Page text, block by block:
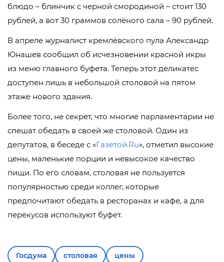
блюдо – блинчик с черной смородиной – стоит 130
рублей, а вот 30 граммов солёного сала – 90 рублей.
В апреле журналист кремлёвского пула Александр
Юнашев сообщил об исчезновении красной икры
из меню главного буфета. Теперь этот деликатес
доступен лишь в небольшой столовой на пятом
этаже нового здания.
Более того, не секрет, что многие парламентарии не
спешат обедать в своей же столовой. Один из
депутатов, в беседе с «Газетой.Ru», отметил высокие
цены, маленькие порции и невысокое качество
пищи. По его словам, столовая не пользуется
популярностью среди коллег, которые
предпочитают обедать в ресторанах и кафе, а для
перекусов используют буфет.
Госдума столовая цены